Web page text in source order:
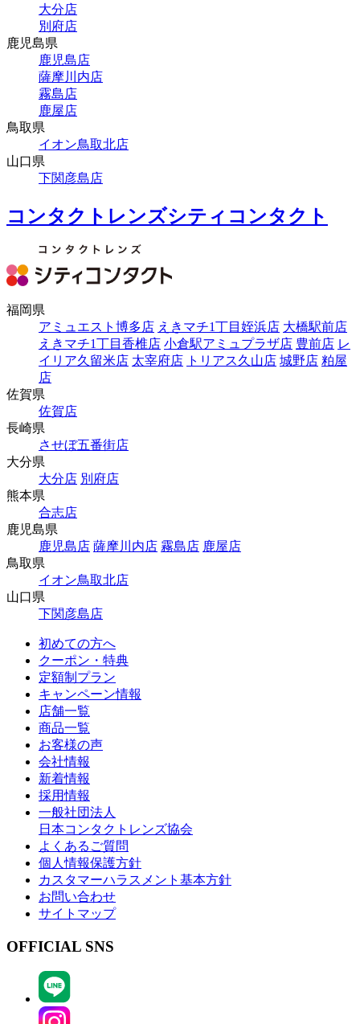
大分店
別府店
鹿児島県
鹿児島店
薩摩川内店
霧島店
鹿屋店
鳥取県
イオン鳥取北店
山口県
下関彦島店
コンタクトレンズシティコンタクト
福岡県
アミュエスト博多店 えきマチ1丁目姪浜店 大橋駅前店
えきマチ1丁目香椎店 小倉駅アミュプラザ店 豊前店 レ
イリア久留米店 太宰府店 トリアス久山店 城野店 粕屋
店
佐賀県
佐賀店
長崎県
させぼ五番街店
大分県
大分店 別府店
熊本県
合志店
鹿児島県
鹿児島店 薩摩川内店 霧島店 鹿屋店
鳥取県
イオン鳥取北店
山口県
下関彦島店
初めての方へ
クーポン・特典
定額制プラン
キャンペーン情報
店舗一覧
商品一覧
お客様の声
会社情報
新着情報
採用情報
一般社団法人
日本コンタクトレンズ協会
よくあるご質問
個人情報保護方針
カスタマーハラスメント基本方針
お問い合わせ
サイトマップ
OFFICIAL SNS